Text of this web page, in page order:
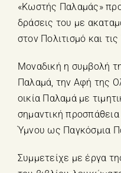
«Κωστής Παλαμάς»
δράσεις του με
στον Πολιτισμό και
Μοναδική η συμβολή
Παλαμά, την Αφή της
οικία Παλαμά με
σημαντική
Ύμνου ως Παγκόσμια
Συμμετείχε με έργα